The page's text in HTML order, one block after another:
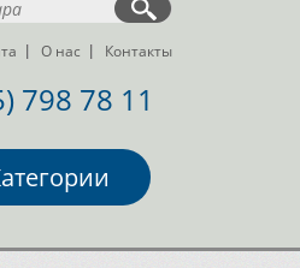
О нас Контакты
798 78 11